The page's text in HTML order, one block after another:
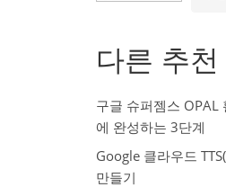
다른 추천
구글 슈퍼젬스 OPAL
에 완성하는 3단계
Google 클라우드
만들기